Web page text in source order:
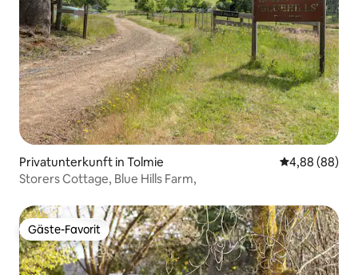
Privatunterkunft in Tolmie
4,88 (88)
Storers Cottage, Blue Hills Farm,
Gäste-Favorit
Gäste-Favorit